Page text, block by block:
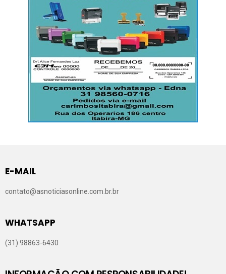
E-MAIL
contato@asnoticiasonline.com.br.br
WHATSAPP
(31) 98863-6430